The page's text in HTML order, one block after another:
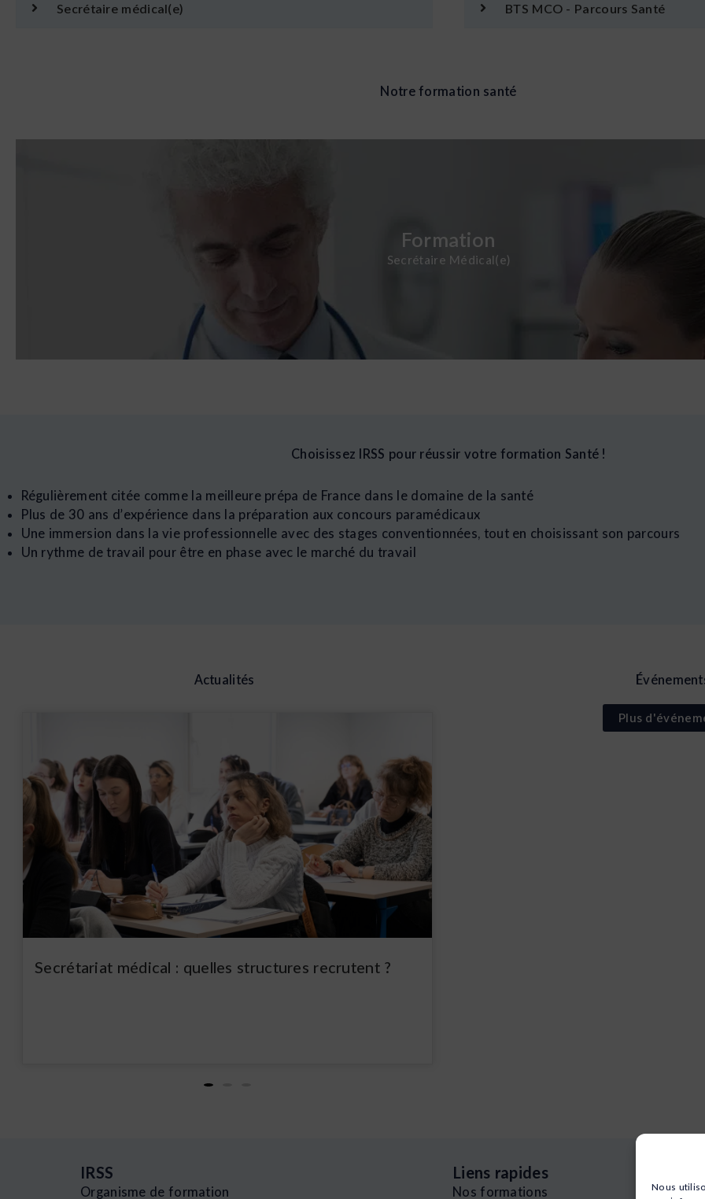
Nous
Secrétaire médical(e) BTS MCO - Parcours Santé
Notre formation santé
Formation
Secrétaire Médical(e)
Une formation professionnalisante pour devenir secrétaire médical(e) !
Choisissez IRSS pour réussir votre formation Santé !
Régulièrement citée comme la meilleure prépa de France dans le domaine de la santé
Plus de 30 ans d’expérience dans la préparation aux concours paramédicaux
Une immersion dans la vie professionnelle avec des stages conventionnées, tout en choisissant son parcours
Un rythme de travail pour être en phase avec le marché du travail
Actualités
Secrétariat médical : quelles structures recrutent ?
Plus
IRSS
Organisme de formation
Liens rapides
Nos formations